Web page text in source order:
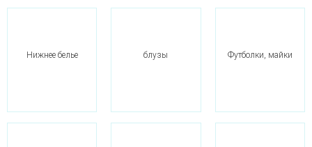
Нижнее белье блузы Футболки, майки